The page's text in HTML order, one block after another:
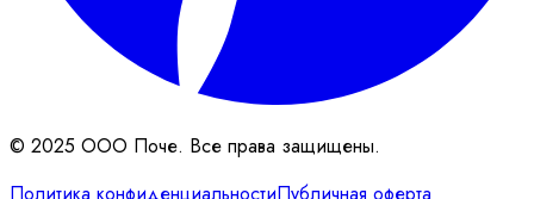
© 2025 ООО Поче. Все права защищены.